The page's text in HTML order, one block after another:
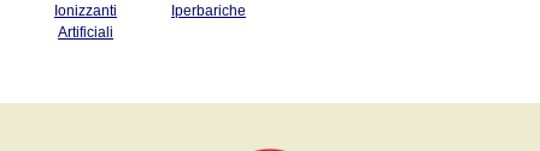
Ionizzanti
Artificiali
Iperbariche